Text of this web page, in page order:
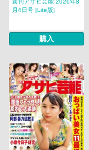
週刊アサヒ芸能 2026年8
月4日号 [Lite版]
購入